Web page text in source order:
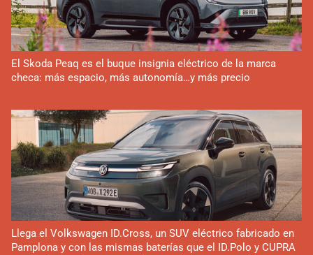
El Skoda Peaq es el buque insignia eléctrico de la marca
checa: más espacio, más autonomía…y más precio
Llega el Volkswagen ID.Cross, un SUV eléctrico fabricado en
Pamplona y con las mismas baterías que el ID.Polo y CUPRA